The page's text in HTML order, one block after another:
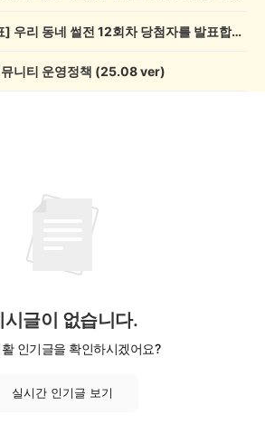
💰[당첨자 발표] 우리 동네 썰전 12회차 당첨자를 발표합니다!
니티 운영정책 (25.08 ver)
시글이 없습니다.
인기글을 확인하시겠어요?
실시간 인기글 보기